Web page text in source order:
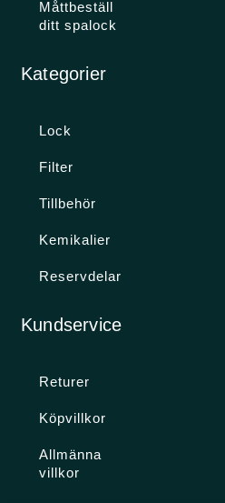
Måttbeställ
ditt spalock
Kategorier
Lock
Filter
Tillbehör
Kemikalier
Reservdelar
Kundservice
Returer
Köpvillkor
Allmänna
villkor